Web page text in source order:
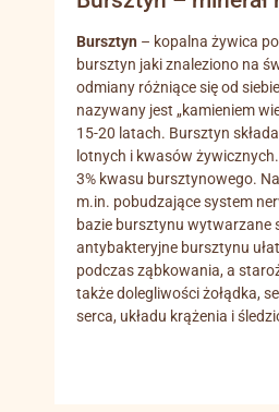
Bursztyn – kopalna żywica
bursztyn jaki znaleziono na
odmiany różniące się od
nazywany jest „kamieniem
15-20 latach. Bursztyn
lotnych i kwasów
3% kwasu bursztynowego.
m.in. pobudzające system
bazie bursztynu wytwarzane
antybakteryjne bursztynu
podczas ząbkowania, a
także dolegliwości żołądka,
serca, układu krążenia i